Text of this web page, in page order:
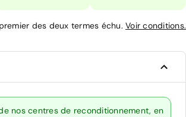
des deux termes échu. Voir conditions.
nos centres de reconditionnement, en